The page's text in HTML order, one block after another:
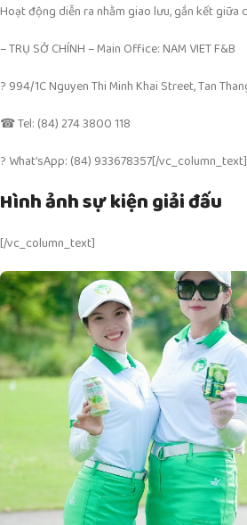
Hoạt động diễn ra nhằm giao lưu, gắn kết
– TRỤ SỞ CHÍNH – Main Office: NAM VIET F&B
? 994/1C Nguyen Thi Minh Khai Street, Tan
☎Tel: (84) 274 3800 118
? What’sApp: (84) 933678357[/
Hình ảnh sự kiện giải đấu
[/vc_column_text]